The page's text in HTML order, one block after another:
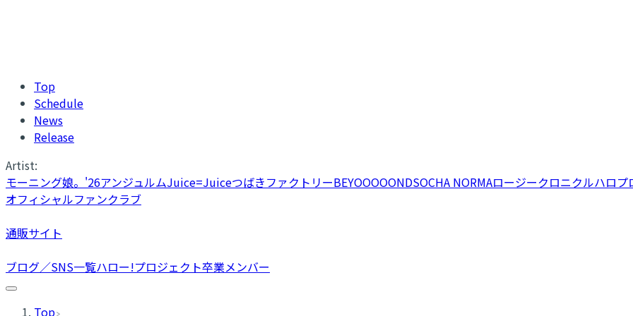
Top
Schedule
News
Release
Artist:
モーニング娘。'26アンジュルムJuice=JuiceつばきファクトリーBEYOOOOONDSOCHA NORMAロージークロニクルハロプ
オフィシャルファンクラブ
通販サイト
ブログ／SNS一覧ハロー!プロジェクト卒業メンバー
Top